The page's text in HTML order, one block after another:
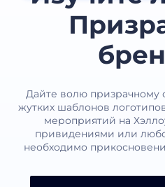
Дайте волю
жутких шаблонов
мероприятий на
привидениями или
необходимо